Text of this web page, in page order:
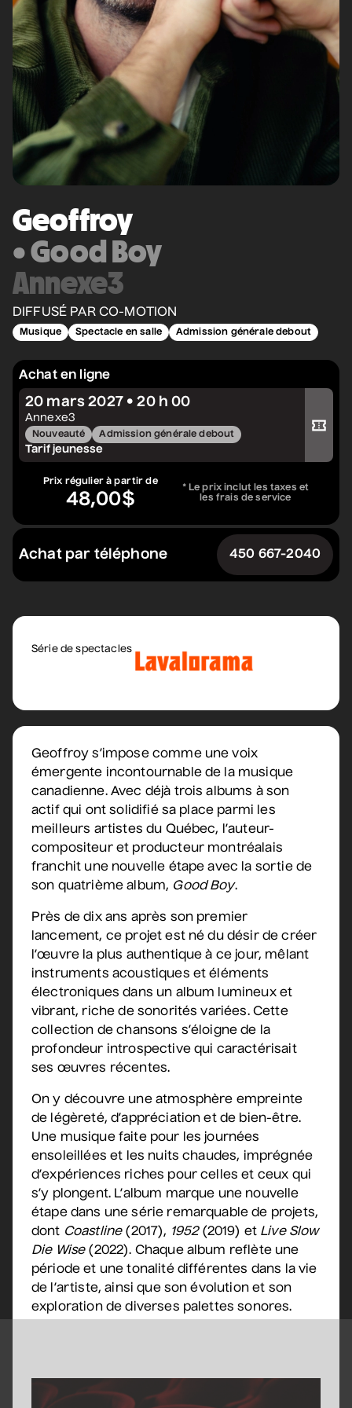
Pour tout savoir et avoir accès aux
meilleures places
Inscrivez-vous à l'infolettre
• Zones musicales
6 août 2026
Cour intérieure de la Maison des Arts
Grèn Sémé
• Zones musicales
13 août 2026
Grand Eugène
• Deux places au
cimetière
13 août 2026
Grèn Sémé
13 août 2026• 20 h 00
Constellation de cordes
• Zones musicales
Cour intérieure de la Maison des Arts
Complet
Filion, Jey Fournier,
• Nouvelle vague
comique
Station culturelle Momo
Constellation de cordes
• Zones musicales
20 août 2026• 20 h 00
Cour intérieure de la Maison des Arts
Complet
Marie Céleste
• Tout ce qui brille
27 août 2026
• 19 h 30
Station culturelle Momo
David Corriveau
• 100 contrefaçons
30 août 2026 • 15 h 00
Salle André-Mathieu
Sam Breton
• Ga-lé aller
2 septembre 2026 • 19 h 30
Salle André-Mathieu
Supplémentaire
Maude Landry
• Trop cool
3 septembre 2026 • 19 h 30
Salle André-Mathieu
Korine Côté, Gabrielle
Caron, Rolly Assal
Geoffroy
• Good Boy
Annexe3
DIFFUSÉ PAR CO-MOTION
Musique Spectacle en salle Admission générale debout
Achat en ligne
Acheter votre billet
20 mars 2027 • 20 h 00
Annexe3
Nouveauté Admission générale debout
Tarif jeunesse
Prix régulier à partir de
48,00$
* Le prix inclut les taxes et
les frais de service
Achat par téléphone 450 667-2040
Série de spectacles
Geoffroy s’impose comme une voix
émergente incontournable de la musique
canadienne. Avec déjà trois albums à son
actif qui ont solidifié sa place parmi les
meilleurs artistes du Québec, l’auteur-
compositeur et producteur montréalais
franchit une nouvelle étape avec la sortie de
son quatrième album, Good Boy.
Près de dix ans après son premier
lancement, ce projet est né du désir de créer
l’œuvre la plus authentique à ce jour, mêlant
instruments acoustiques et éléments
électroniques dans un album lumineux et
vibrant, riche de sonorités variées. Cette
collection de chansons s’éloigne de la
profondeur introspective qui caractérisait
ses œuvres récentes.
On y découvre une atmosphère empreinte
de légèreté, d’appréciation et de bien-être.
Une musique faite pour les journées
ensoleillées et les nuits chaudes, imprégnée
d’expériences riches pour celles et ceux qui
s’y plongent. L’album marque une nouvelle
étape dans une série remarquable de projets,
dont Coastline(2017), 1952(2019) et Live Slow
Die Wise(2022). Chaque album reflète une
période et une tonalité différentes dans la vie
de l’artiste, ainsi que son évolution et son
exploration de diverses palettes sonores.